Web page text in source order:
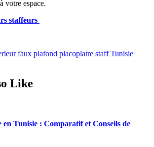
votre espace.
staffeurs
faux plafond placoplatre staff Tunisie
Like
en Tunisie : Comparatif et Conseils de